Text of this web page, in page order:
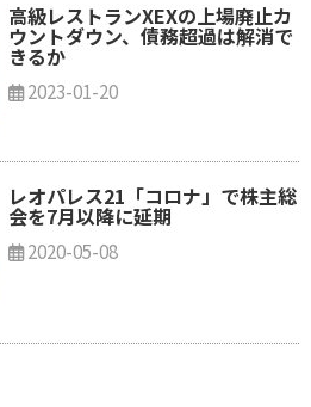
高級レストランXEXの上場廃止カ
ウントダウン、債務超過は解消で
きるか
2023-01-20
レオパレス21「コロナ」で株主総
会を7月以降に延期
2020-05-08